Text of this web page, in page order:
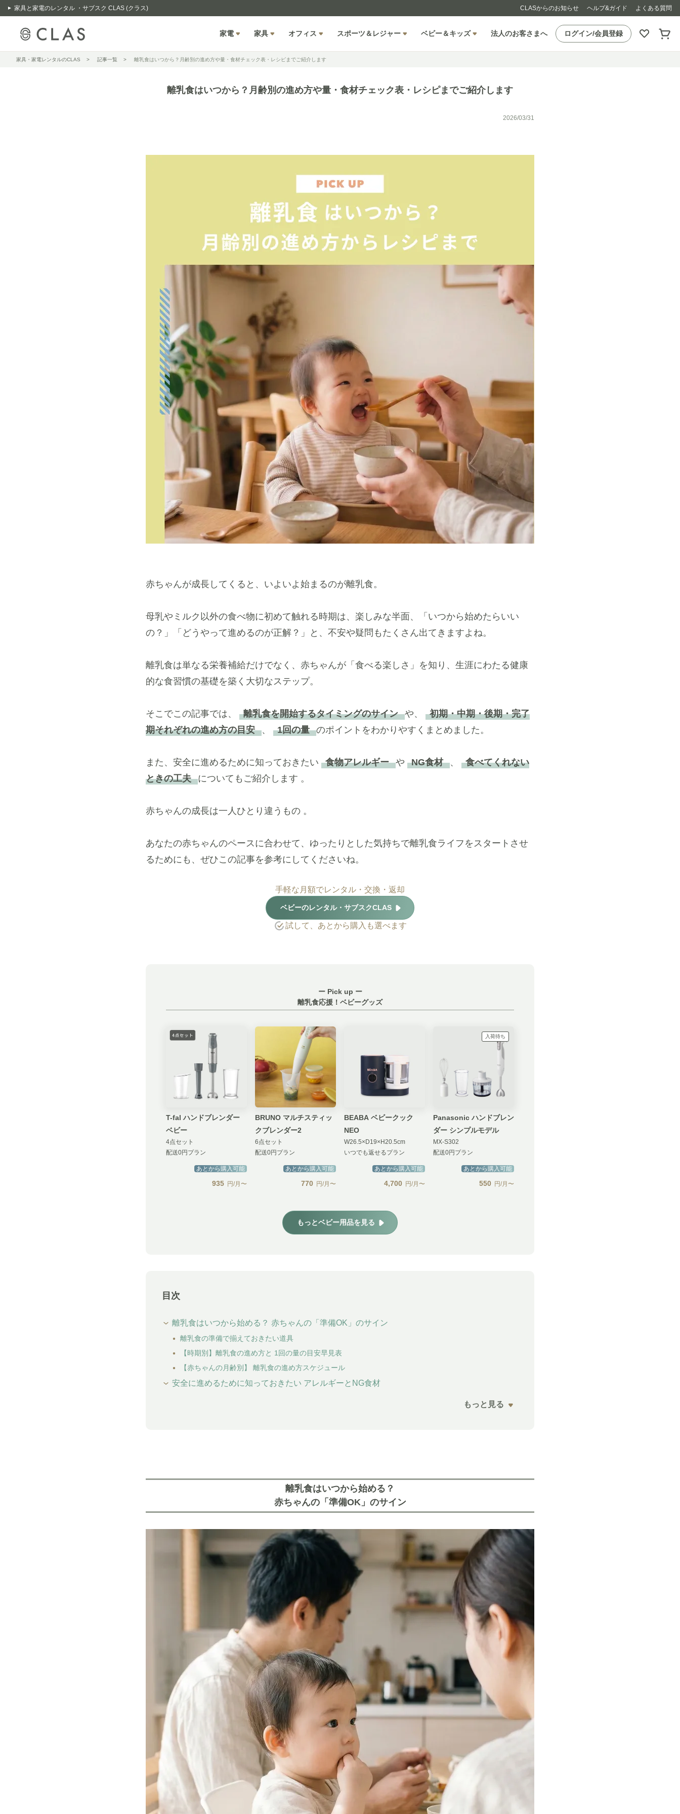
家具と家電のレンタル ・サブスク CLAS (クラス) CLASからのお知らせ ヘルプ&ガイド よくある質問
家電 家具 オフィス スポーツ＆レジャー ベビー＆キッズ 法人のお客さまへ ログイン/会員登録
家具・家電レンタルのCLAS 記事一覧 離乳食はいつから？月齢別の進め方や量・食材チェック表・レシピまでご紹介します
離乳食はいつから？月齢別の進め方や量・食材チェック表・レシピまでご紹介します
2026/03/31
赤ちゃんが成長してくると、いよいよ始まるのが離乳食。
母乳やミルク以外の食べ物に初めて触れる時期は、楽しみな半面、「いつから始めたらいい
の？」「どうやって進めるのが正解？」と、不安や疑問もたくさん出てきますよね。
離乳食は単なる栄養補給だけでなく、赤ちゃんが「食べる楽しさ」を知り、生涯にわたる健康
的な食習慣の基礎を築く大切なステップ。
そこでこの記事では、 離乳食を開始するタイミングのサイン や、
初期・中期・後期・完了
期それぞれの進め方の目安 、 1回の量 のポイントをわかりやすくまとめました。
また、安全に進めるために知っておきたい 食物アレルギー や NG食材 、
食べてくれない
ときの工夫 についてもご紹介します 。
赤ちゃんの成長は一人ひとり違うもの 。
あなたの赤ちゃんのペースに合わせて、ゆったりとした気持ちで離乳食ライフをスタートさせ
るためにも、ぜひこの記事を参考にしてくださいね。
手軽な月額でレンタル・交換・返却
ベビーのレンタル・サブスクCLAS
試して、あとから購入も選べます
ー Pick up ー
離乳食応援！ベビーグッズ
T-fal ハンドブレンダー
ベビー
4点セット
配送0円プラン
あとから購入可能
935 円/月〜
BRUNO マルチスティッ
クブレンダー2
6点セット
配送0円プラン
あとから購入可能
770 円/月〜
BEABA ベビークック
NEO
W26.5×D19×H20.5cm
いつでも返せるプラン
あとから購入可能
4,700 円/月〜
入荷待ち
Panasonic ハンドブレン
ダー シンプルモデル
MX-S302
配送0円プラン
あとから購入可能
550 円/月〜
もっとベビー用品を見る
目次
離乳食はいつから始める？ 赤ちゃんの「準備OK」のサイン
離乳食の準備で揃えておきたい道具
【時期別】離乳食の進め方と 1回の量の目安早見表
【赤ちゃんの月齢別】 離乳食の進め方スケジュール
安全に進めるために知っておきたい アレルギーとNG食材
もっと見る
離乳食はいつから始める？
赤ちゃんの「準備OK」のサイン